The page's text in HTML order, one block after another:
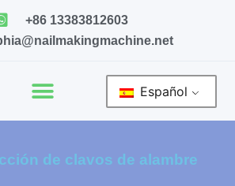
+86 13383812603
Español
de clavos de alambre